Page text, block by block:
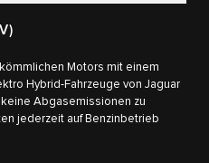
Motors mit einem
Hybrid-Fahrzeuge von Jaguar
Abgasemissionen zu
jederzeit auf Benzinbetrieb